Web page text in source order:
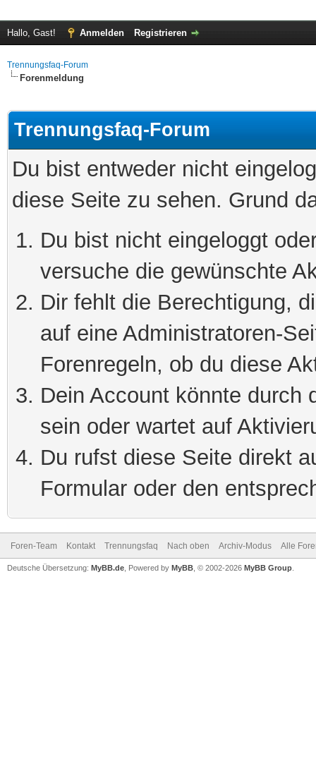
Hallo, Gast! Anmelden Registrieren
Trennungsfaq-Forum
Forenmeldung
Trennungsfaq-Forum
Du bist entweder nicht
diese Seite zu sehen. Grund
Du bist nicht eingeloggt
versuche die gewünschte
Dir fehlt die Berechtigung,
auf eine Administratoren-
Forenregeln, ob du diese
Dein Account könnte durch
sein oder wartet auf
Du rufst diese Seite direkt
Formular oder den
Foren-Team Kontakt Trennungsfaq Nach oben Archiv-Modus Alle
Deutsche Übersetzung: MyBB.de , Powered by MyBB , © 2002-2026 MyBB Group